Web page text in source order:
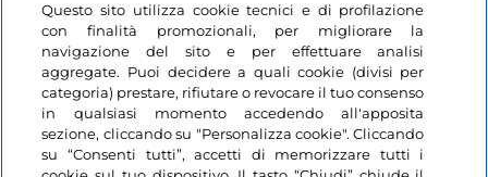
Informazioni sul sito
Questo sito utilizza cookie tecnici e di profilazione
con finalità promozionali, per migliorare la
navigazione del sito e per effettuare analisi
aggregate. Puoi decidere a quali cookie (divisi per
categoria) prestare, rifiutare o revocare il tuo consenso
in qualsiasi momento accedendo all'apposita
sezione, cliccando su "Personalizza cookie". Cliccando
su “Consenti tutti”, accetti di memorizzare tutti i